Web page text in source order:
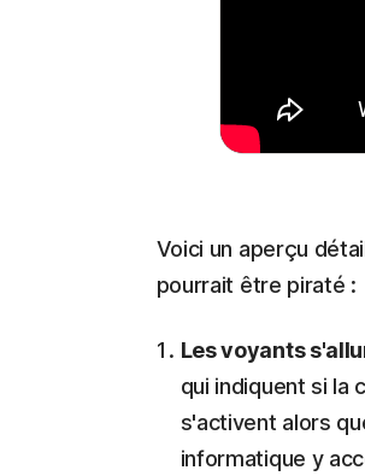
Voici un aperçu
pourrait être piraté :
Les voyants
qui indiquent si la
s'activent alors
informatique y